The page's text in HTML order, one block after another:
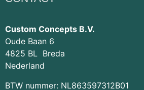
Custom Concepts B.V.
Oude Baan 6
4825 BL Breda
Nederland
BTW nummer: NL863597312B01